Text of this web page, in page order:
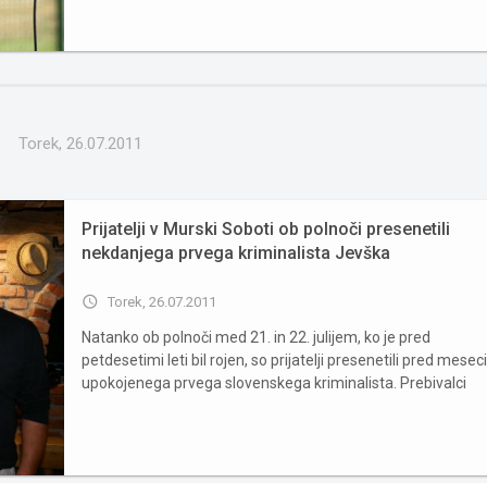
Torek, 26.07.2011
Prijatelji v Murski Soboti ob polnoči presenetili
nekdanjega prvega kriminalista Jevška
access_time Torek, 26.07.2011
Natanko ob polnoči med 21. in 22. julijem, ko je pred
petdesetimi leti bil rojen, so prijatelji presenetili pred meseci
upokojenega prvega slovenskega kriminalista. Prebivalci